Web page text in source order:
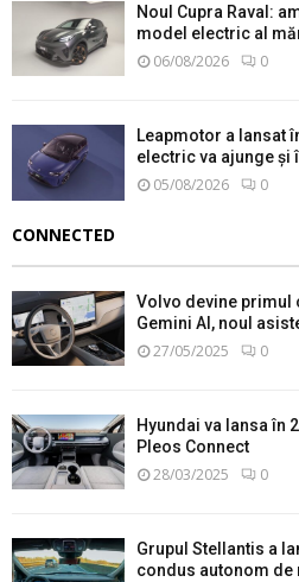
Noul Cupra Raval:
model electric al
06/08/2026 0
Leapmotor a lansat
electric va ajunge și
05/08/2026 0
CONNECTED
Volvo devine primul
Gemini AI, noul
27/05/2025 0
Hyundai va lansa în
Pleos Connect
28/03/2025 0
Grupul Stellantis a
condus autonom de